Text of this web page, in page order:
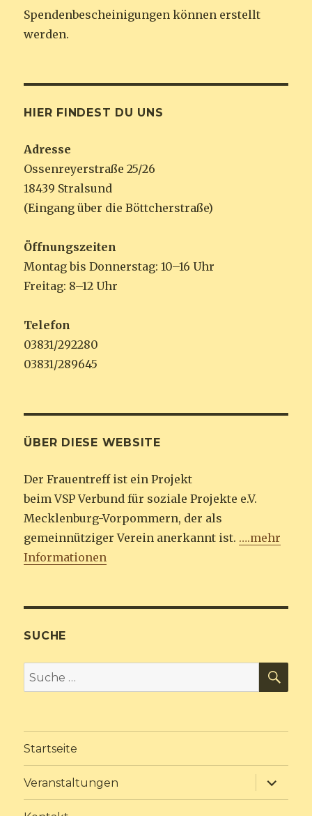
Spendenbescheinigungen können erstellt
werden.
HIER FINDEST DU UNS
Adresse
Ossenreyerstraße 25/26
18439 Stralsund
(Eingang über die Böttcherstraße)
Öffnungszeiten
Montag bis Donnerstag: 10–16 Uhr
Freitag: 8–12 Uhr
Telefon
03831/292280
03831/289645
ÜBER DIESE WEBSITE
Der Frauentreff ist ein Projekt
beim VSP Verbund für soziale Projekte e.V.
Mecklenburg-Vorpommern, der als
gemeinnütziger Verein anerkannt ist. ….mehr
Informationen
SUCHE
Suche
nach:
Startseite
Veranstaltungen